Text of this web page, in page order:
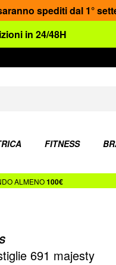
spediti dal 1°
in 24/48H
FITNESS
ALMENO100€
691 majesty